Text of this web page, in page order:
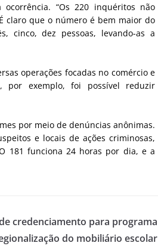
“Os 220 inquéritos não
claro que o número é bem maior do
cinco, dez pessoas, levando-as a
operações focadas no comércio e
por exemplo, foi possível reduzir
por meio de denúncias anônimas.
e locais de ações criminosas,
181 funciona 24 horas por dia, e a
credenciamento para programa
do mobiliário escolar